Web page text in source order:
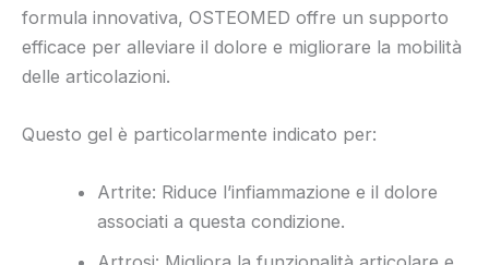
formula innovativa, OSTEOMED offre un supporto
efficace per alleviare il dolore e migliorare la mobilità
delle articolazioni.
Questo gel è particolarmente indicato per:
Artrite: Riduce l’infiammazione e il dolore
associati a questa condizione.